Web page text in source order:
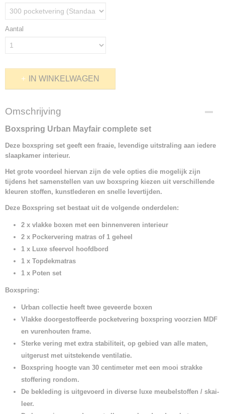
Aantal
IN WINKELWAGEN
Omschrijving
Boxspring Urban Mayfair complete set
Deze boxspring set geeft een fraaie, levendige uitstraling aan iedere
slaapkamer interieur.
Het grote voordeel hiervan zijn de vele opties die mogelijk zijn
tijdens het samenstellen van uw boxspring kiezen uit verschillende
kleuren stoffen, kunstlederen en snelle levertijden.
Deze Boxspring set bestaat uit de volgende onderdelen:
2 x vlakke boxen met een binnenveren interieur
2 x Pockervering matras of 1 geheel
1 x Luxe sfeervol hoofdbord
1 x Topdekmatras
1 x Poten set
Boxspring:
Urban collectie heeft twee geveerde boxen
Vlakke doorgestoffeerde pocketvering boxspring voorzien MDF
en vurenhouten frame.
Sterke vering met extra stabiliteit, op gebied van alle maten,
uitgerust met uitstekende ventilatie.
Boxspring hoogte van 30 centimeter met een mooi strakke
stoffering rondom.
De bekleding is uitgevoerd in diverse luxe meubelstoffen / skai-
leer.